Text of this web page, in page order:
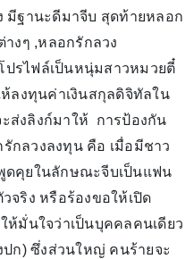
มีฐานะดีมาจีบ สุดท้ายหลอก
างๆ ,หลอกรักลวง
ปรไฟล์เป็นหนุ่มสาวหมวยตี๋
ลงทุนค่าเงินสกุลดิจิทัลใน
ส่งลิงก์มาให้ การป้องกัน
กลวงลงทุน คือ เมื่อมีชาว
ดคุยในลักษณะจีบเป็นแฟน
จริง หรือร้องขอให้เปิด
ห้มั่นใจว่าเป็นบุคคลคนเดียว
ปก) ซึ่งส่วนใหญ่ คนร้ายจะ